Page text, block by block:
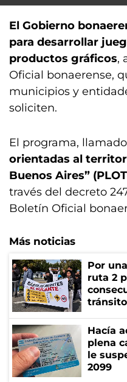
El Gobierno
para desarrollar
productos gráficos,
Oficial bonaerense,
municipios y
soliciten.
El programa, llamado
orientadas al
Buenos Aires”
través del decreto
Boletín Oficial
Más noticias
Por
ruta 2
tránsito
Hacía
plena
le
2099